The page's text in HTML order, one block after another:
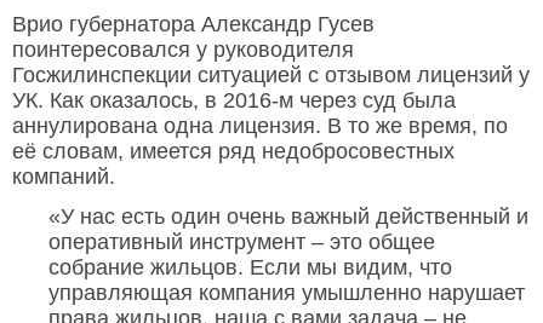
Врио губернатора Александр Гусев
поинтересовался у руководителя
Госжилинспекции ситуацией с отзывом лицензий у
УК. Как оказалось, в 2016-м через суд была
аннулирована одна лицензия. В то же время, по
её словам, имеется ряд недобросовестных
компаний.
«У нас есть один очень важный действенный и
оперативный инструмент – это общее
собрание жильцов. Если мы видим, что
управляющая компания умышленно нарушает